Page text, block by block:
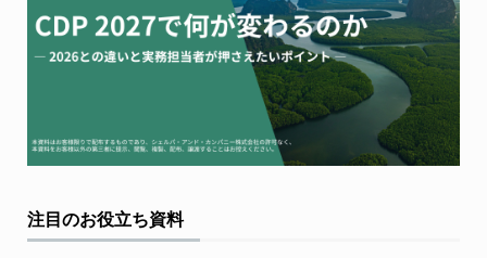
注目のお役立ち資料